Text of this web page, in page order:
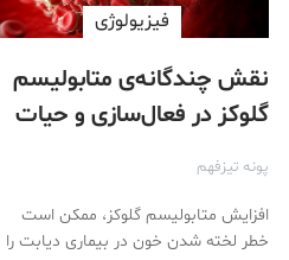
فیزیولوژی
نقش چندگانه‌ی متابولیسم
گلوکز در فعال‌سازی و حیات
پونه تیزفهم
افزایش متابولیسم گلوکز، ممکن است
خطر لخته شدن خون در بیماری دیابت را